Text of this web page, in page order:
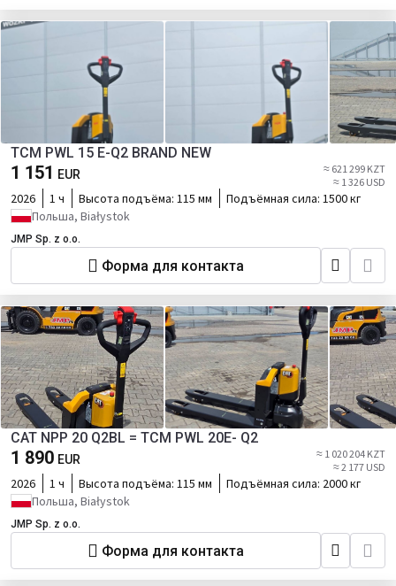
TCM PWL 15 E-Q2 BRAND NEW
1 151 EUR
≈ 621 299 KZT
≈ 1 326 USD
2026 1 ч Высота подъёма: 115 мм Подъёмная сила: 1500 кг
Польша, Białystok
JMP Sp. z o.o.
Форма для контакта
CAT NPP 20 Q2BL = TCM PWL 20E- Q2
1 890 EUR
≈ 1 020 204 KZT
≈ 2 177 USD
2026 1 ч Высота подъёма: 115 мм Подъёмная сила: 2000 кг
Польша, Białystok
JMP Sp. z o.o.
Форма для контакта